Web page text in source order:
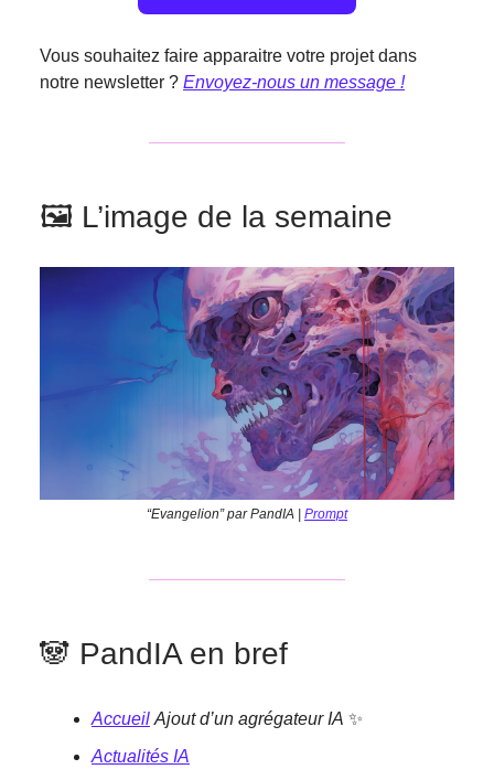
Vous souhaitez faire apparaitre votre projet dans
notre newsletter ? Envoyez-nous un message !
🖼️ L’image de la semaine
“Evangelion” par PandIA | Prompt
🐼 PandIA en bref
Accueil Ajout d’un agrégateur IA ✨
Actualités IA